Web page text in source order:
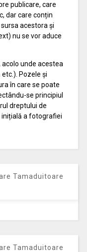
publicare, care
dar care conțin
acestora și
nu se vor aduce
unde acestea
Pozele și
în care se poate
se principiul
dreptului de
a fotografiei
Tamaduitoare
Tamaduitoare